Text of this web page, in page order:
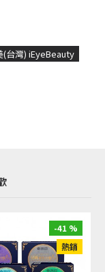
(台灣) iEyeBeauty
熱銷
-41 %